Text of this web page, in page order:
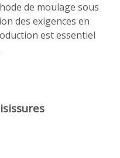
de moulage sous
des exigences en
est essentiel